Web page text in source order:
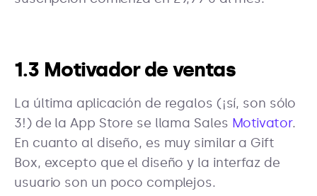
1.3 Motivador de ventas
La última aplicación de regalos (¡sí, son sólo
3!) de la App Store se llama Sales Motivator.
En cuanto al diseño, es muy similar a Gift
Box, excepto que el diseño y la interfaz de
usuario son un poco complejos.